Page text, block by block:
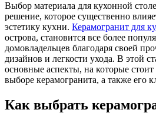
Выбор материала для кухонной
решение, которое существенно
эстетику кухни. Керамогранит для
острова, становится все более
домовладельцев благодаря своей
дизайнов и легкости ухода. В этой
основные аспекты, на которые
выборе керамогранита, а также его
Как выбрать